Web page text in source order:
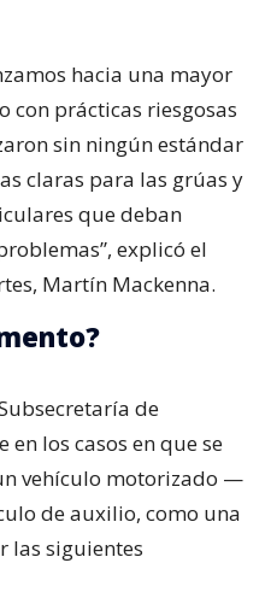
hacia una mayor
con prácticas riesgosas
sin ningún estándar
claras para las grúas y
que deban
explicó el
Martín Mackenna.
de
en los casos en que se
vehículo motorizado —
de auxilio, como una
las siguientes